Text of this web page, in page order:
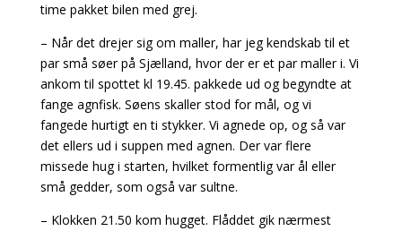
time pakket bilen med grej.
– Når det drejer sig om maller, har jeg kendskab til et
par små søer på Sjælland, hvor der er et par maller i. Vi
ankom til spottet kl 19.45. pakkede ud og begyndte at
fange agnfisk. Søens skaller stod for mål, og vi
fangede hurtigt en ti stykker. Vi agnede op, og så var
det ellers ud i suppen med agnen. Der var flere
missede hug i starten, hvilket formentlig var ål eller
små gedder, som også var sultne.
– Klokken 21.50 kom hugget. Flåddet gik nærmest